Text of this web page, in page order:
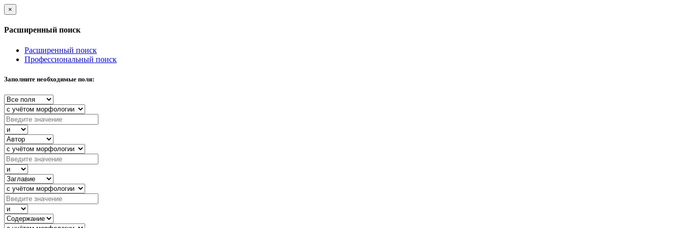
×
Расширенный поиск
Расширенный поиск
Профессиональный поиск
Заполните необходимые поля: